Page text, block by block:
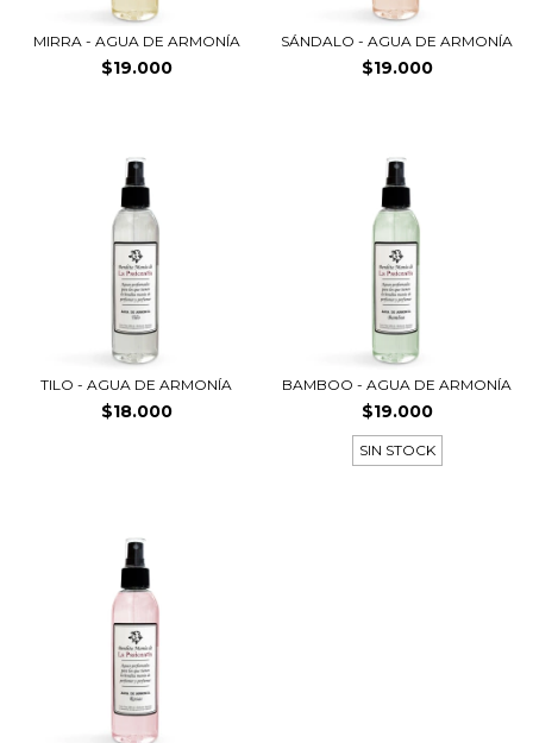
MIRRA - AGUA DE ARMONÍA
$19.000
SÁNDALO - AGUA DE ARMONÍA
$19.000
TILO - AGUA DE ARMONÍA
$18.000
BAMBOO - AGUA DE ARMONÍA
$19.000
SIN STOCK